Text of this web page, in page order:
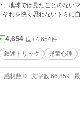
地球では見たことのない
れを快く思わないトミに
家庭の事情を聞かされる
4,654 位 / 4,654件
叙述トリック 児童心理
感想数 0 文字数 66,859